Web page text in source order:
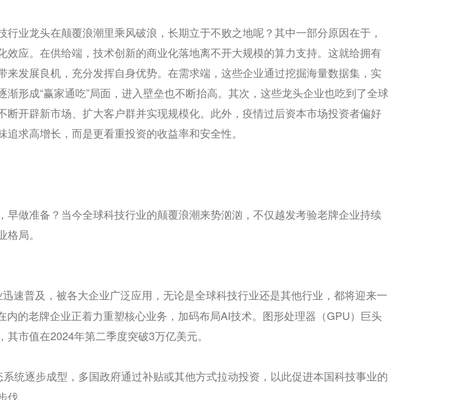
业龙头在颠覆浪潮里乘风破浪，长期立于不败之地呢？其中一部分原因在于，
效应。在供给端，技术创新的商业化落地离不开大规模的算力支持。这就给拥有
来发展良机，充分发挥自身优势。在需求端，这些企业通过挖掘海量数据集，实
形成“赢家通吃”局面，进入壁垒也不断抬高。其次，这些龙头企业也吃到了全球
断开辟新市场、扩大客户群并实现规模化。此外，疫情过后资本市场投资者偏好
求高增长，而是更看重投资的收益率和安全性。
早做准备？当今全球科技行业的颠覆浪潮来势汹汹，不仅越发考验老牌企业持续
局。
速普及，被各大企业广泛应用，无论是全球科技行业还是其他行业，都将迎来一
内的老牌企业正着力重塑核心业务，加码布局AI技术。图形处理器（GPU）巨头
市值在2024年第二季度突破3万亿美元。
统逐步成型，多国政府通过补贴或其他方式拉动投资，以此促进本国科技事业的
。